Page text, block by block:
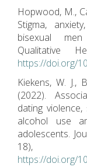
Hopwood, M.,
Stigma,
bisexual
Qualitative
https://doi.org/
Kiekens, W. J.,
(2022).
dating
alcohol use
adolescents.
18),
https://doi.org/